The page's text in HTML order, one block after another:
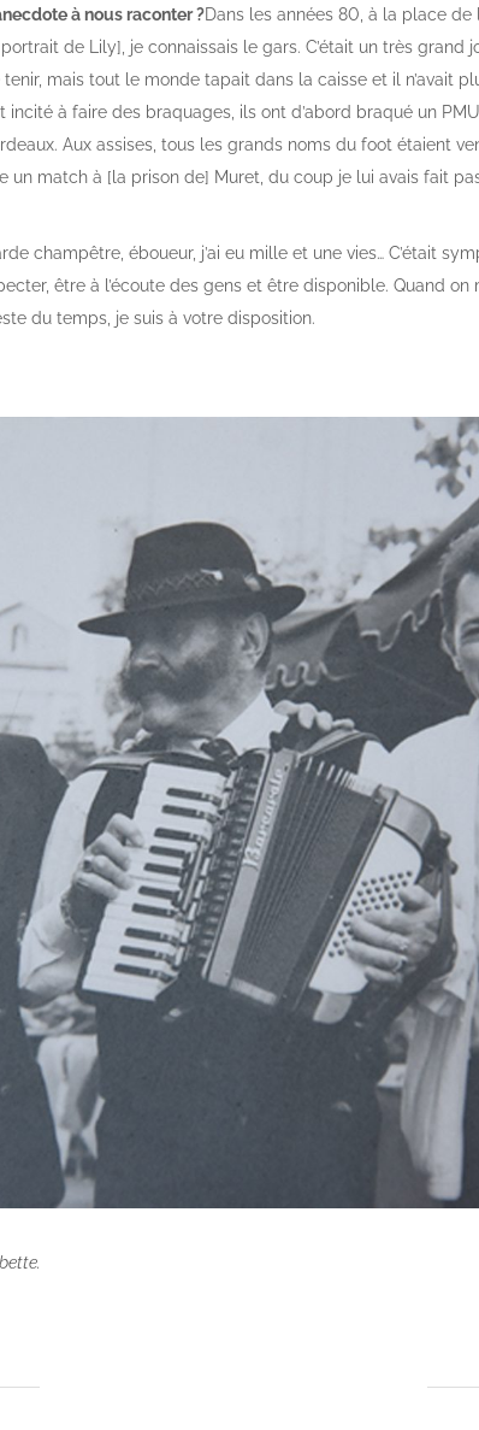
à nous raconter ?Dans les années 80, à la place
de Lily], je connaissais le gars. C’était un très grand
mais tout le monde tapait dans la caisse et il n’avait
incité à faire des braquages, ils ont d’abord braqué un
Aux assises, tous les grands noms du foot étaient
un match à [la prison de] Muret, du coup je lui avais fait
champêtre, éboueur, j’ai eu mille et une vies… C’était
être à l’écoute des gens et être disponible. Quand
du temps, je suis à votre disposition.